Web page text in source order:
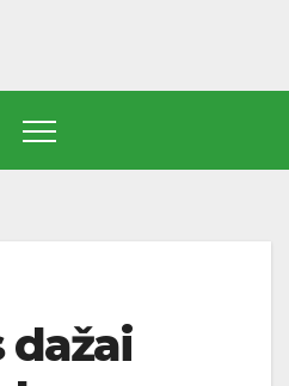
dažai